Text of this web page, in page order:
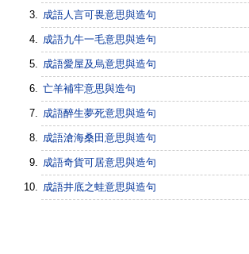
成語人言可畏意思與造句
成語九牛一毛意思與造句
成語愛屋及烏意思與造句
亡羊補牢意思與造句
成語醉生夢死意思與造句
成語滄海桑田意思與造句
成語奇貨可居意思與造句
成語井底之蛙意思與造句